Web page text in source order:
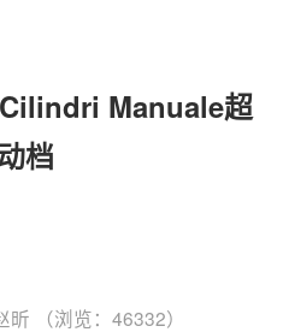
Manuale超
档
（浏览：46332）